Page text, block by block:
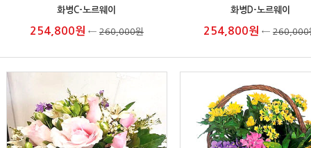
화병C-노르웨이
254,800원 ← 260,000원
화병D-노르웨이
254,800원 ← 260,000